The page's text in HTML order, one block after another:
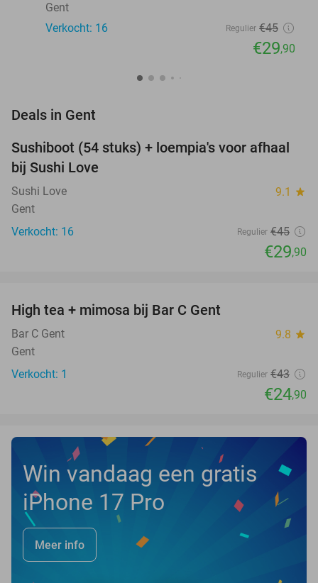
Gent
Verkocht: 16
Regulier €45
€29,90
Deals in Gent
34%
TODAY
Sushiboot (54 stuks) + loempia's voor afhaal
bij Sushi Love
Sushi Love 9.1 star
Gent
Verkocht: 16
Regulier €45
€29,90
TODAY
High tea + mimosa bij Bar C Gent
Bar C Gent 9.8 star
Gent
Verkocht: 1
Regulier €43
€24,90
Win vandaag een gratis
iPhone 17 Pro
Meer info